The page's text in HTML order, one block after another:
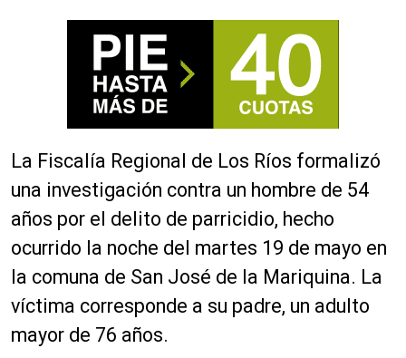
La Fiscalía Regional de Los Ríos formalizó
una investigación contra un hombre de 54
años por el delito de parricidio, hecho
ocurrido la noche del martes 19 de mayo en
la comuna de San José de la Mariquina. La
víctima corresponde a su padre, un adulto
mayor de 76 años.